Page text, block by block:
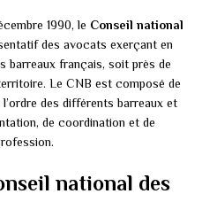
1990, le Conseil national
des avocats exerçant en
barreaux français, soit près de
Le CNB est composé de
des différents barreaux et
de coordination et de
national des